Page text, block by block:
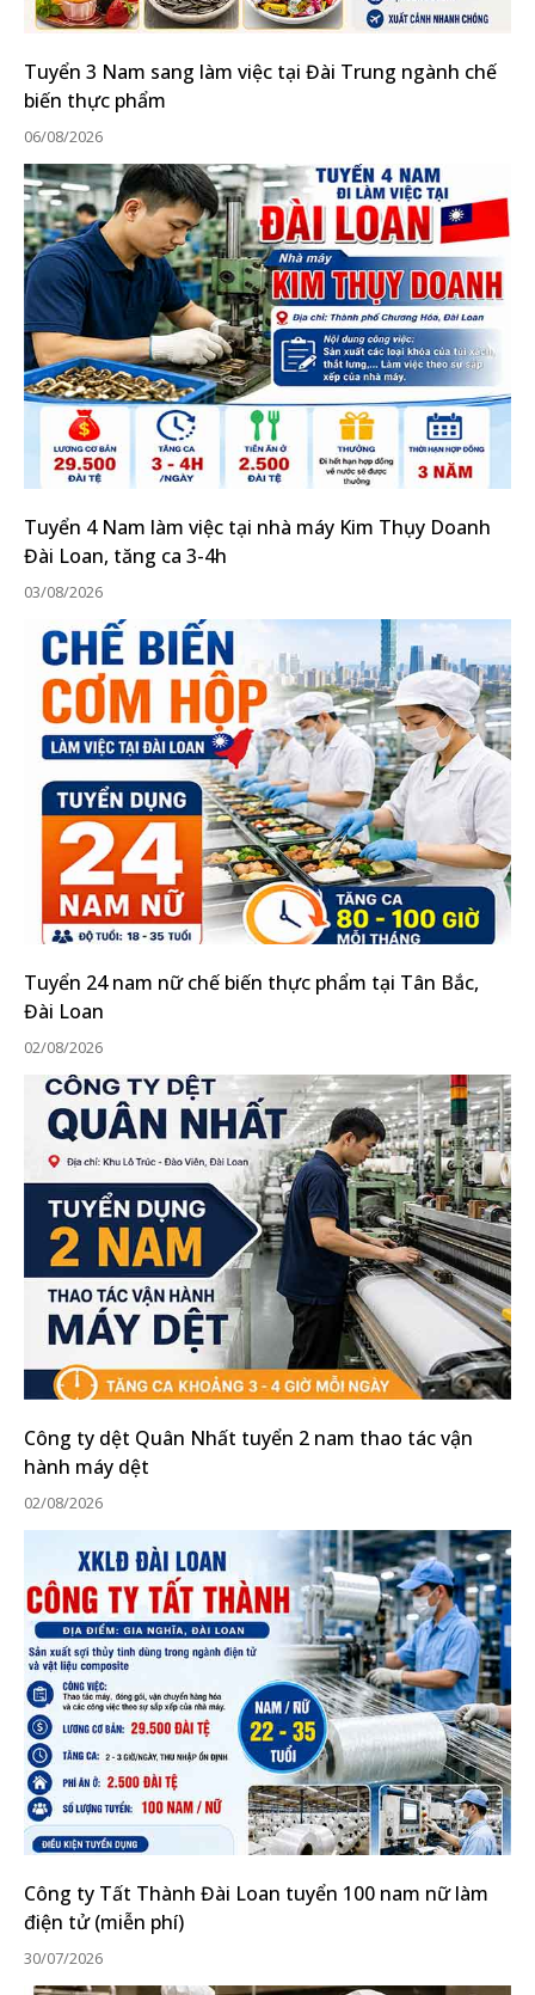
Tuyển 3 Nam sang làm việc tại Đài Trung ngành chế
biến thực phẩm
06/08/2026
Tuyển 4 Nam làm việc tại nhà máy Kim Thụy Doanh
Đài Loan, tăng ca 3-4h
03/08/2026
Tuyển 24 nam nữ chế biến thực phẩm tại Tân Bắc,
Đài Loan
02/08/2026
Công ty dệt Quân Nhất tuyển 2 nam thao tác vận
hành máy dệt
02/08/2026
Công ty Tất Thành Đài Loan tuyển 100 nam nữ làm
điện tử (miễn phí)
30/07/2026